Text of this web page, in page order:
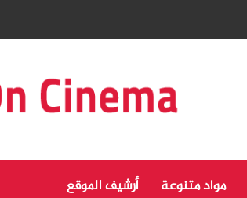
مواد متنوعة أرشيف الموقع